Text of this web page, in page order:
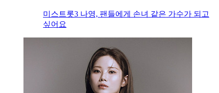
미스트롯3 나영, 팬들에게 손녀 같은 가수가 되고
싶어요